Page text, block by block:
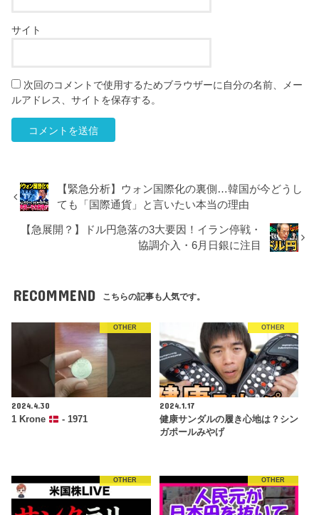
サイト
次回のコメントで使用するためブラウザーに自分の名前、メー
ルアドレス、サイトを保存する。
【緊急分析】ウォン国際化の裏側…韓国が今どうし
ても「国際通貨」と言いたい本当の理由
【急展開？】ドル円急落の3大要因！イラン停戦・
協調介入・6月日銀に注目
RECOMMEND こちらの記事も人気です。
OTHER
2024.4.30
1 Krone
- 1971
OTHER
2024.1.17
健康サンダルの履き心地は？シン
ガポールみやげ
OTHER OTHER